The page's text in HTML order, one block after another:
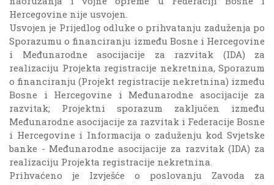
Hercegovine nije usvojen.
Usvojen je Prijedlog odluke o prihvatanju zaduženja po
Sporazumu o financiranju između Bosne i Hercegovine
i Međunarodne asocijacije za razvitak (IDA) za
realizaciju Projekta registracije nekretnina, Sporazum
o financiranju (Projekt registracije nekretnina) između
Bosne i Hercegovine i Međunarodne asocijacije za
razvitak; Projektni sporazum zaključen između
Međunarodne asocijacije za razvitak i Federacije Bosne
i Hercegovine i Informacija o zaduženju kod Svjetske
banke - Međunarodne asocijacije za razvitak (IDA) za
realizaciju Projekta registracije nekretnina.
Prihvaćeno je Izvješće o poslovanju Zavoda za